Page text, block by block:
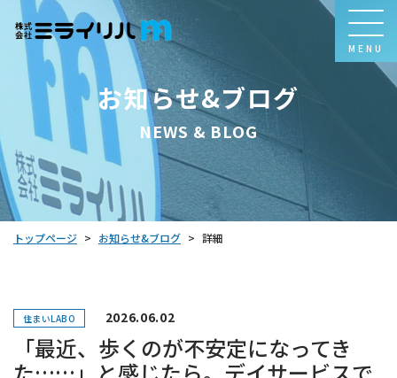
MENU
お知らせ&ブログ
NEWS & BLOG
トップページ > お知らせ&ブログ > 詳細
住まいLABO 2026.06.02
「最近、歩くのが不安定になってき